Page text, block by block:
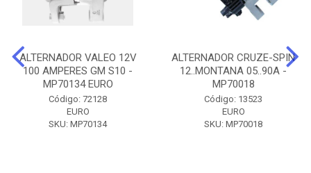
ALTERNADOR VALEO 12V
100 AMPERES GM S10 -
MP70134 EURO
Código: 72128
EURO
SKU: MP70134
ALTERNADOR CRUZE-SPIN
12..MONTANA 05..90A -
MP70018
Código: 13523
EURO
SKU: MP70018